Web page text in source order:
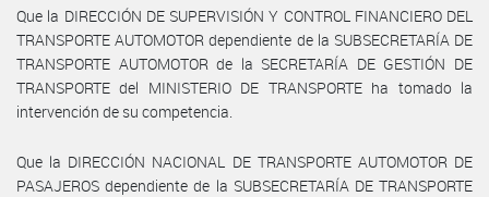
Que la DIRECCIÓN DE SUPERVISIÓN Y CONTROL FINANCIERO DEL
TRANSPORTE AUTOMOTOR dependiente de la SUBSECRETARÍA DE
TRANSPORTE AUTOMOTOR de la SECRETARÍA DE GESTIÓN DE
TRANSPORTE del MINISTERIO DE TRANSPORTE ha tomado la
intervención de su competencia.
Que la DIRECCIÓN NACIONAL DE TRANSPORTE AUTOMOTOR DE
PASAJEROS dependiente de la SUBSECRETARÍA DE TRANSPORTE